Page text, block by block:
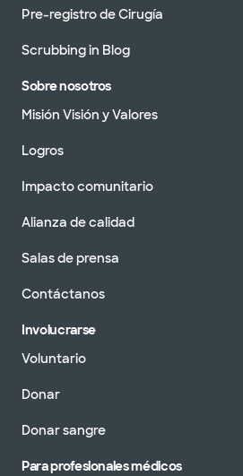
Pre-registro de Cirugía
Scrubbing in Blog
Sobre nosotros
Misión Visión y Valores
Logros
Impacto comunitario
Alianza de calidad
Salas de prensa
Contáctanos
Involucrarse
Voluntario
Donar
Donar sangre
Para profesionales médicos